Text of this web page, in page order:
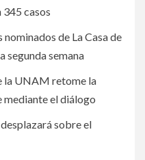
casos
de La Casa de
segunda semana
la UNAM retome la
mediante el diálogo
sobre el